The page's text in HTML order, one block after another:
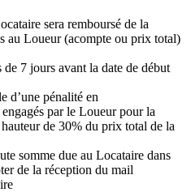
sera remboursé de la
au Loueur (acompte ou prix total)
7 jours avant la date de début
d’une pénalité en
par le Loueur pour la
de 30% du prix total de la
somme due au Locataire dans
de la réception du mail